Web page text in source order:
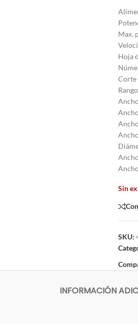
Max.
Hoja
Corte
Sin
SKU:
INFORMACIÓN